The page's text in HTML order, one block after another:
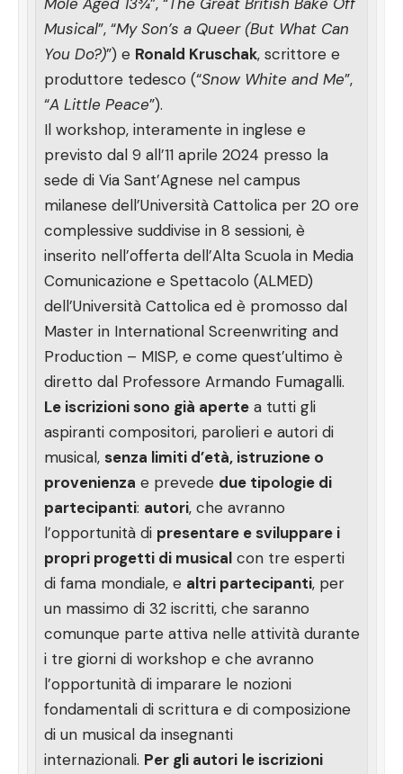
Musical”, “My Son’s a Queer (But What Can
You Do?)”) e Ronald Kruschak, scrittore e
produttore tedesco (“Snow White and Me”,
“A Little Peace”).
Il workshop, interamente in inglese e
previsto dal 9 all’11 aprile 2024 presso la
sede di Via Sant’Agnese nel campus
milanese dell’Università Cattolica per 20 ore
complessive suddivise in 8 sessioni, è
inserito nell’offerta dell’Alta Scuola in Media
Comunicazione e Spettacolo (ALMED)
dell’Università Cattolica ed è promosso dal
Master in International Screenwriting and
Production – MISP, e come quest’ultimo è
diretto dal Professore Armando Fumagalli.
Le iscrizioni sono già apertea tutti gli
aspiranti compositori, parolieri e autori di
musical, senza limiti d’età, istruzione o
provenienza e prevede due tipologie di
partecipanti: autori, che avranno
l’opportunità di presentare e sviluppare i
propri progetti di musicalcon tre esperti
di fama mondiale, e altri partecipanti, per
un massimo di 32 iscritti, che saranno
comunque parte attiva nelle attività durante
i tre giorni di workshop e che avranno
l’opportunità di imparare le nozioni
fondamentali di scrittura e di composizione
di un musical da insegnanti
internazionali. Per gli autori le iscrizioni